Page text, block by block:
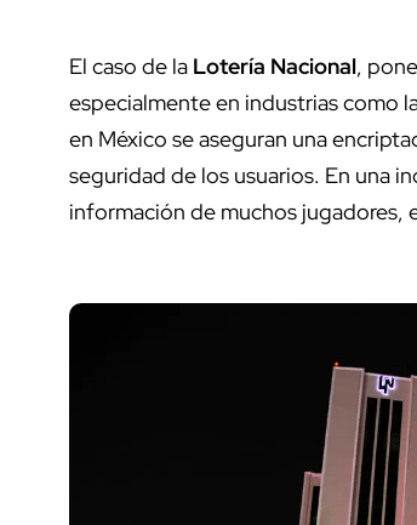
El caso de la Lotería Nacional,
especialmente en industrias como
en México se aseguran una
seguridad de los usuarios. En una
información de muchos jugadores,